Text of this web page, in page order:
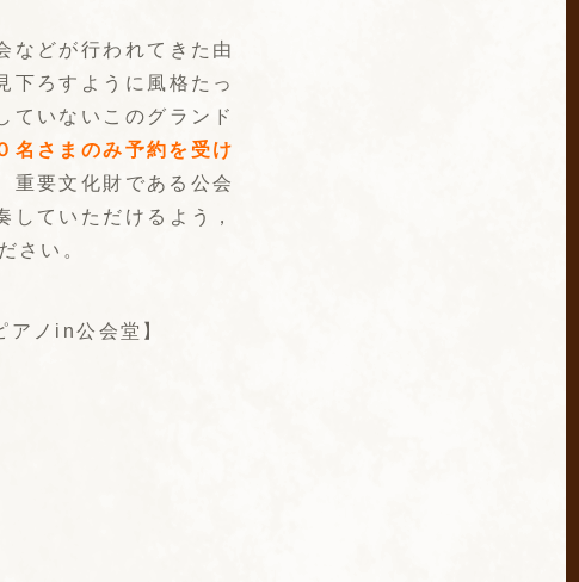
などが行われてきた由
下ろすように風格たっ
ていないこのグランド
名さまのみ予約を受け
重要文化財である公会
ていただけるよう，
さい。
ノin公会堂】